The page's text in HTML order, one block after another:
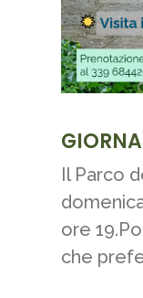
Il Parco
ore
che